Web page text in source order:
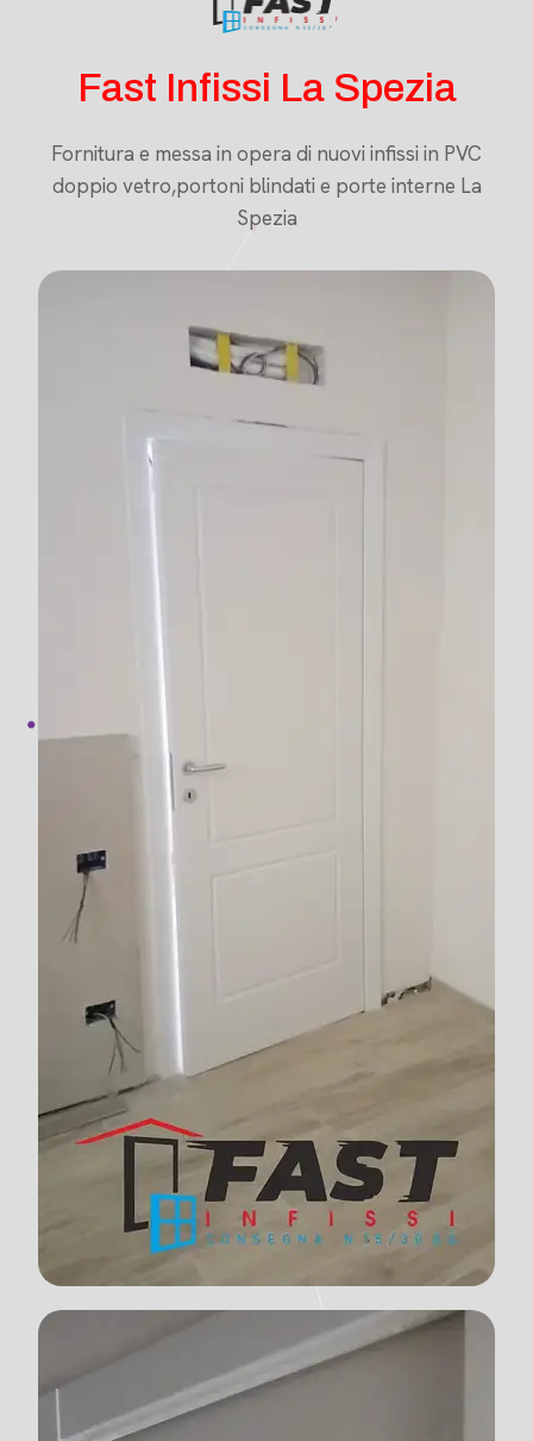
Fast Infissi La Spezia
Fornitura e messa in opera di nuovi infissi in PVC
doppio vetro,portoni blindati e porte interne La
Spezia